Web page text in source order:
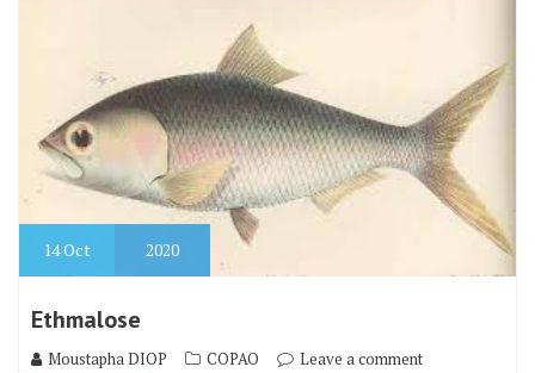
14Oct 2020
Ethmalose
Moustapha DIOP COPAO Leave a comment